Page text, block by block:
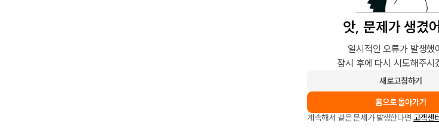
앗, 문제가 생겼
일시적인 오류가 발생했
잠시 후에 다시 시도해주시
새로고침하기
홈으로 돌아가기
계속해서 같은 문제가 발생한다면 고객센